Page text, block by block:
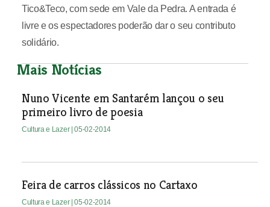
Tico&Teco, com sede em Vale da Pedra. A entrada é
livre e os espectadores poderão dar o seu contributo
solidário.
Mais Notícias
Nuno Vicente em Santarém lançou o seu
primeiro livro de poesia
Cultura e Lazer | 05-02-2014
Feira de carros clássicos no Cartaxo
Cultura e Lazer | 05-02-2014